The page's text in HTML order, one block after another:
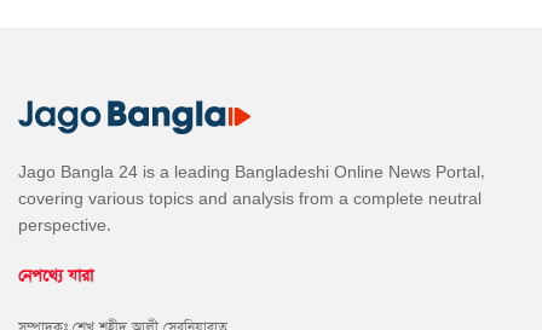
Jago Bangla 24 is a leading Bangladeshi Online News Portal,
covering various topics and analysis from a complete neutral
perspective.
নেপথ্যে যারা